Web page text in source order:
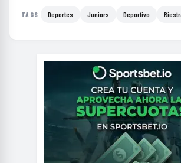
TAGS Deportes Juniors Deportivo